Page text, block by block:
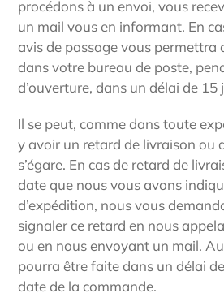
procédons à un envoi, vous
un mail vous en informant. En
avis de passage vous permettra
dans votre bureau de poste,
d’ouverture, dans un délai de 15
Il se peut, comme dans toute
y avoir un retard de livraison ou
s’égare. En cas de retard de
date que nous vous avons
d’expédition, nous vous
signaler ce retard en nous
ou en nous envoyant un mail.
pourra être faite dans un délai
date de la commande.